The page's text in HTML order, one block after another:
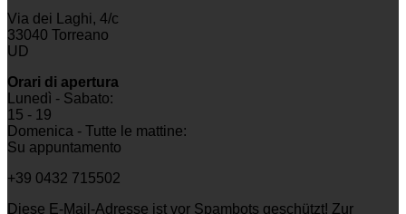
Via dei Laghi, 4/c
33040 Torreano
UD
Orari di apertura
Lunedì - Sabato:
15 - 19
Domenica - Tutte le mattine:
Su appuntamento
+39 0432 715502
Diese E-Mail-Adresse ist vor Spambots geschützt! Zur